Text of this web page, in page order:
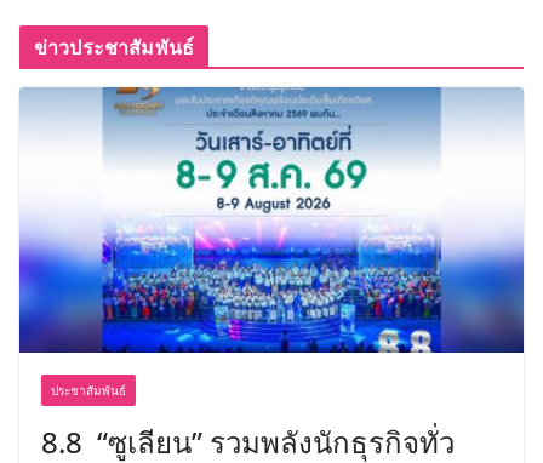
ข่าวประชาสัมพันธ์
ประชาสัมพันธ์
8.8 “ซูเลียน” รวมพลังนักธุรกิจทั่ว